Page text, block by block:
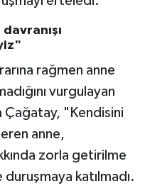
rağmen anne
vurgulayan
Çağatay, "Kendisini
anne,
zorla getirilme
duruşmaya katılmadı.